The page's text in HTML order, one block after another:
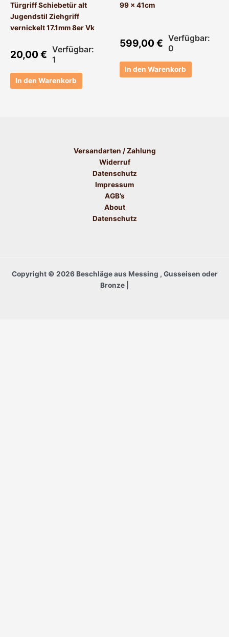
Türgriff Schiebetür alt
Jugendstil Ziehgriff
vernickelt 17.1mm 8er Vk
20,00€ Verfügbar:
1
In den Warenkorb
99 x 41cm
599,00€ Verfügbar:
0
In den Warenkorb
Versandarten / Zahlung
Widerruf
Datenschutz
Impressum
AGB’s
About
Datenschutz
Copyright © 2026 Beschläge aus Messing , Gusseisen oder
Bronze |